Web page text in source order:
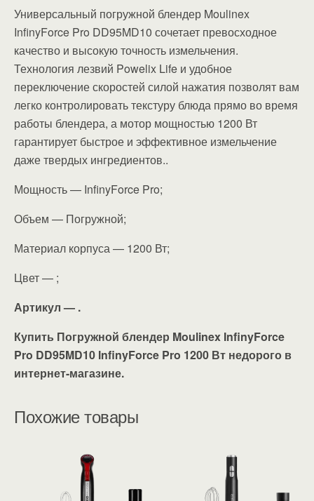
Универсальный погружной блендер Moulinex
InfinyForce Pro DD95MD10 сочетает превосходное
качество и высокую точность измельчения.
Технология лезвий Powelix Life и удобное
переключение скоростей силой нажатия позволят вам
легко контролировать текстуру блюда прямо во время
работы блендера, а мотор мощностью 1200 Вт
гарантирует быстрое и эффективное измельчение
даже твердых ингредиентов..
Мощность — InfinyForce Pro;
Объем — Погружной;
Материал корпуса — 1200 Вт;
Цвет — ;
Артикул — .
Купить Погружной блендер Moulinex InfinyForce
Pro DD95MD10 InfinyForce Pro 1200 Вт недорого в
интернет-магазине.
Похожие товары